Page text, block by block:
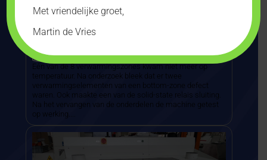
Reparatie en onderhoud DIMA SMRO 0506
Passaat Reflow-oven
Eén van de 8 verwarmingszones kwam niet meer op
temperatuur. Na onderzoek bleek dat er twee
verwarmingselementen van een bottom-zone defect
waren. Ook maakte een van de solid-state relais sluiting.
Na het vervangen van de onderdelen de machine getest
op werking....
Met vriendelijke groet,
Martin de Vries